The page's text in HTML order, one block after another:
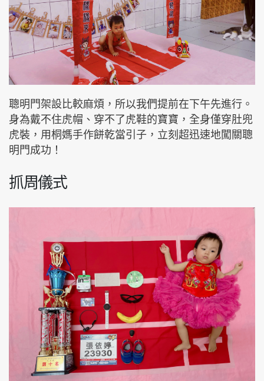
聰明門架設比較麻煩，所以我們提前在下午先進行。
身為戴不住虎帽、穿不了虎鞋的寶寶，全身僅穿肚兜
虎裝，用桐媽手作餅乾當引子，立刻超迅速地闖關聰
明門成功！
抓周儀式